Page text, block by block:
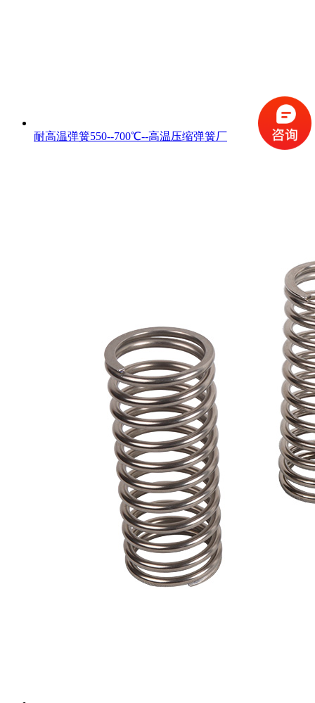
耐高温弹簧550--700℃--高温压缩弹簧厂